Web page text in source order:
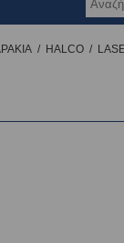
/ HALCO /